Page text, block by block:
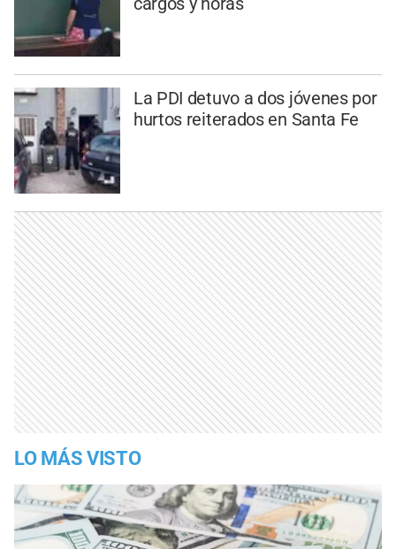
La PDI detuvo a dos jóvenes por
hurtos reiterados en Santa Fe
LO MÁS VISTO